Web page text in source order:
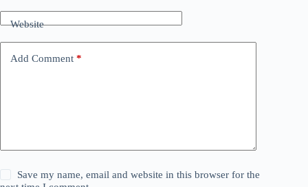
Website
Add Comment *
Save my name, email and website in this browser for the